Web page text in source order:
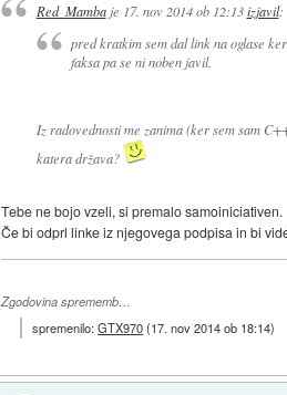
Red_Mambaje 17. nov 2014 ob 12:13 izjavil:
pred kratkim sem dal link na oglase
faksa pa se ni noben javil.
Iz radovednosti me zanima (ker sem sam
katera država?
Tebe ne bojo vzeli, si premalo samoiniciativen.
Če bi odprl linke iz njegovega podpisa in bi
Zgodovina sprememb…
spremenilo:GTX970(17. nov 2014 ob 18:14)